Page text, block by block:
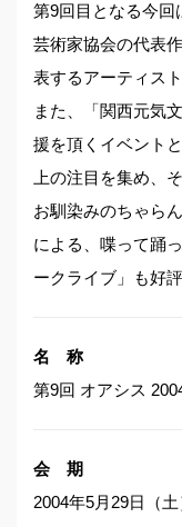
第9回目となる今回
芸術家協会の代表
表するアーティス
また、「関西元気
援を頂くイベント
上の注目を集め、
お馴染みのちゃら
による、喋って踊
ークライブ」も好
名 称
第9回 オアシス
会 期
2004年5月29日（土